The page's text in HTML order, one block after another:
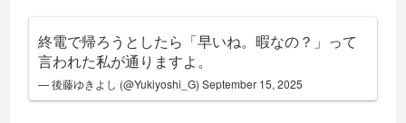
終電で帰ろうとしたら「早いね。暇なの？」って
言われた私が通りますよ。
— 後藤ゆきよし (@Yukiyoshi_G)September 15, 2025